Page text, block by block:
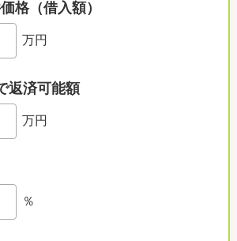
格（借入額）
万円
返済可能額
万円
％